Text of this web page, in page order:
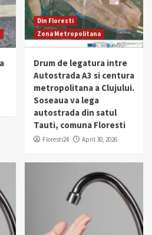
Din Floresti
Zona Metropolitana
Drum de legatura intre
Autostrada A3 si centura
metropolitana a Clujului.
Soseaua va lega
autostrada din satul
Tauti, comuna Floresti
Floresti24 April 30, 2026